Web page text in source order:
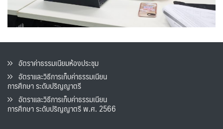
อัตราค่าธรรมเนียมห้องประชุม
อัตราและวิธีการเก็บค่าธรรมเนียน
การศึกษา ระดับปริญญาตรี
อัตราและวิธีการเก็บค่าธรรมเนียน
การศึกษา ระดับปริญญาตรี พ.ศ. 2566